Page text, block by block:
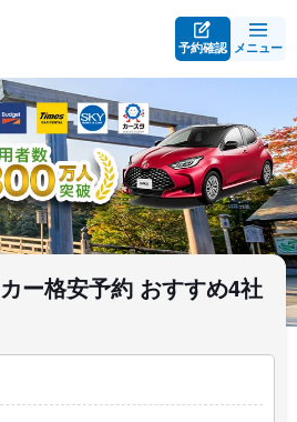
予約確認 メニュー
ー格安予約 おすすめ4社